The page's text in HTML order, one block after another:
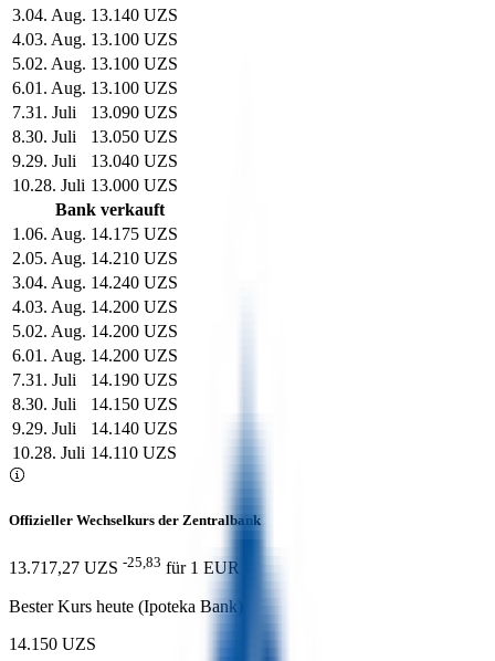
3.04. Aug. 13.140 UZS
4.03. Aug. 13.100 UZS
5.02. Aug. 13.100 UZS
6.01. Aug. 13.100 UZS
7.31. Juli
13.090 UZS
8.30. Juli
13.050 UZS
9.29. Juli
13.040 UZS
10.28. Juli 13.000 UZS
Bank verkauft
1 .06. Aug. 14.175 UZS
2.05. Aug. 14.210 UZS
3.04. Aug. 14.240 UZS
4.03. Aug. 14.200 UZS
5.02. Aug. 14.200 UZS
6.01. Aug. 14.200 UZS
7.31. Juli
14.190 UZS
8.30. Juli
14.150 UZS
9.29. Juli
14.140 UZS
10.28. Juli 14.110 UZS
Offizieller Wechselkurs der Zentralbank
13.717,27 UZS -25,83 für1 EUR
Bester Kurs heute (Ipoteka Bank)
14.150 UZS